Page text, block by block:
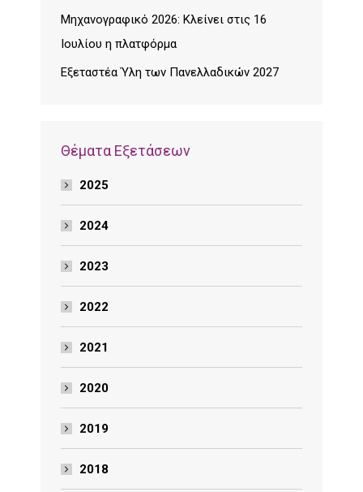
Μηχανογραφικό 2026: Κλείνει στις 16
Ιουλίου η πλατφόρμα
Εξεταστέα Ύλη των Πανελλαδικών 2027
Θέματα Εξετάσεων
2025
2024
2023
2022
2021
2020
2019
2018